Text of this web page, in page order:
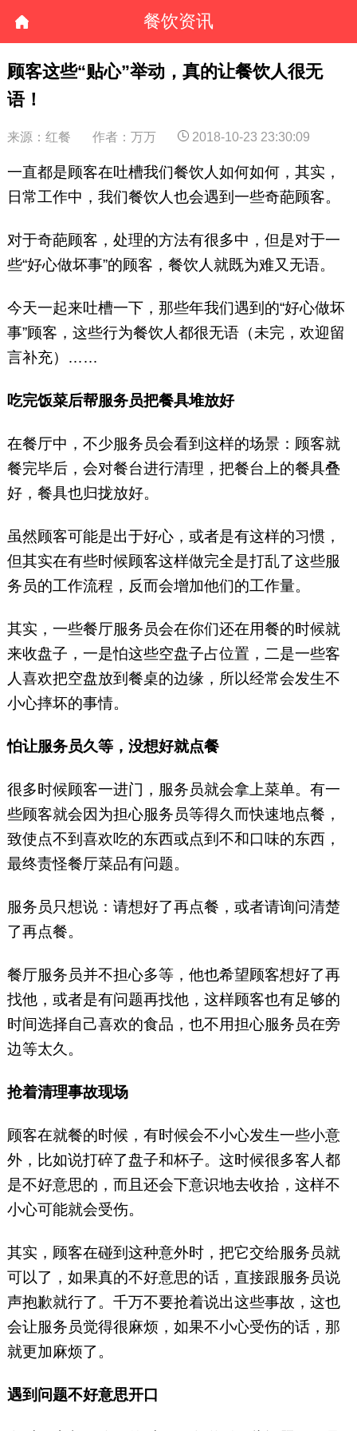
餐饮资讯
顾客这些“贴心”举动，真的让餐饮人很无
语！
来源：红餐 作者：万万 2018-10-23 23:30:09
一直都是顾客在吐槽我们餐饮人如何如何，其实，
日常工作中，我们餐饮人也会遇到一些奇葩顾客。
对于奇葩顾客，处理的方法有很多中，但是对于一
些“好心做坏事”的顾客，餐饮人就既为难又无语。
今天一起来吐槽一下，那些年我们遇到的“好心做坏
事”顾客，这些行为餐饮人都很无语（未完，欢迎留
言补充）……
吃完饭菜后帮服务员把餐具堆放好
在餐厅中，不少服务员会看到这样的场景：顾客就
餐完毕后，会对餐台进行清理，把餐台上的餐具叠
好，餐具也归拢放好。
虽然顾客可能是出于好心，或者是有这样的习惯，
但其实在有些时候顾客这样做完全是打乱了这些服
务员的工作流程，反而会增加他们的工作量。
其实，一些餐厅服务员会在你们还在用餐的时候就
来收盘子，一是怕这些空盘子占位置，二是一些客
人喜欢把空盘放到餐桌的边缘，所以经常会发生不
小心摔坏的事情。
怕让服务员久等，没想好就点餐
很多时候顾客一进门，服务员就会拿上菜单。有一
些顾客就会因为担心服务员等得久而快速地点餐，
致使点不到喜欢吃的东西或点到不和口味的东西，
最终责怪餐厅菜品有问题。
服务员只想说：请想好了再点餐，或者请询问清楚
了再点餐。
餐厅服务员并不担心多等，他也希望顾客想好了再
找他，或者是有问题再找他，这样顾客也有足够的
时间选择自己喜欢的食品，也不用担心服务员在旁
边等太久。
抢着清理事故现场
顾客在就餐的时候，有时候会不小心发生一些小意
外，比如说打碎了盘子和杯子。这时候很多客人都
是不好意思的，而且还会下意识地去收拾，这样不
小心可能就会受伤。
其实，顾客在碰到这种意外时，把它交给服务员就
可以了，如果真的不好意思的话，直接跟服务员说
声抱歉就行了。千万不要抢着说出这些事故，这也
会让服务员觉得很麻烦，如果不小心受伤的话，那
就更加麻烦了。
遇到问题不好意思开口